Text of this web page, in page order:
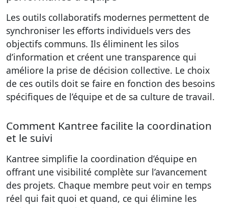
Les outils collaboratifs modernes permettent de
synchroniser les efforts individuels vers des
objectifs communs. Ils éliminent les silos
d’information et créent une transparence qui
améliore la prise de décision collective. Le choix
de ces outils doit se faire en fonction des besoins
spécifiques de l’équipe et de sa culture de travail.
Comment Kantree facilite la coordination
et le suivi
Kantree simplifie la coordination d’équipe en
offrant une visibilité complète sur l’avancement
des projets. Chaque membre peut voir en temps
réel qui fait quoi et quand, ce qui élimine les